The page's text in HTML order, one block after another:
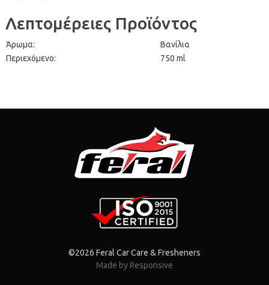
Λεπτομέρειες Προϊόντος
Άρωμα:
Βανίλια
Περιεχόμενο:
750 ml
©2026 Feral Car Care & Fresheners
Made by Responsive